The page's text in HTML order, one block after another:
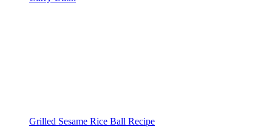
Grilled Sesame Rice Ball Recipe